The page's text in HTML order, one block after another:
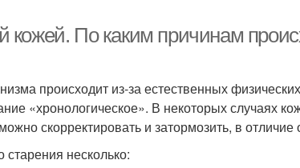
кожей. По каким причинам
происходит из-за естественных
«хронологическое». В некоторых случаях
скорректировать и затормозить, в отличие
несколько: